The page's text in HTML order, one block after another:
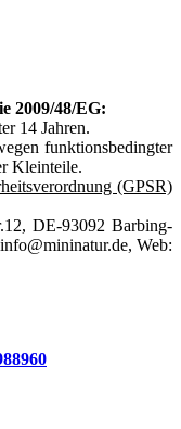
2009/48/EG:
14 Jahren.
funktionsbedingter
Kleinteile.
(GPSR)
DE-93092 Barbing-
Web: